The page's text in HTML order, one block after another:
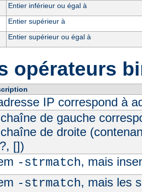
Entier inférieur ou égal à
Entier supérieur à
Entier supérieur ou égal à
opérateurs
IP correspond à
de gauche
de droite
[])
-strmatch, mais
-strmatch, mais les